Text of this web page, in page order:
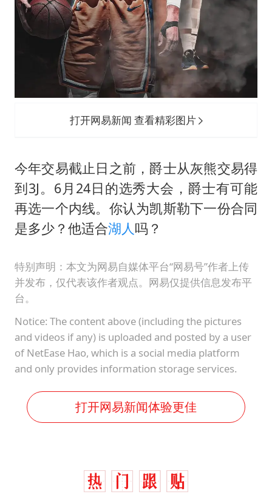
打开网易新闻 查看精彩图片
今年交易截止日之前，爵士从灰熊交易得
到3J。6月24日的选秀大会，爵士有可能
再选一个内线。你认为凯斯勒下一份合同
是多少？他适合湖人吗？
特别声明：本文为网易自媒体平台“网易号”作者上传
并发布，仅代表该作者观点。网易仅提供信息发布平
台。
Notice: The content above (including the pictures
and videos if any) is uploaded and posted by a user
of NetEase Hao, which is a social media platform
and only provides information storage services.
打开网易新闻体验更佳